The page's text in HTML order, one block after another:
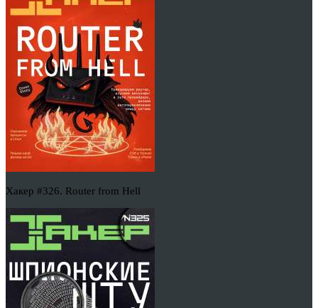
Хакер #326. Router from Hell